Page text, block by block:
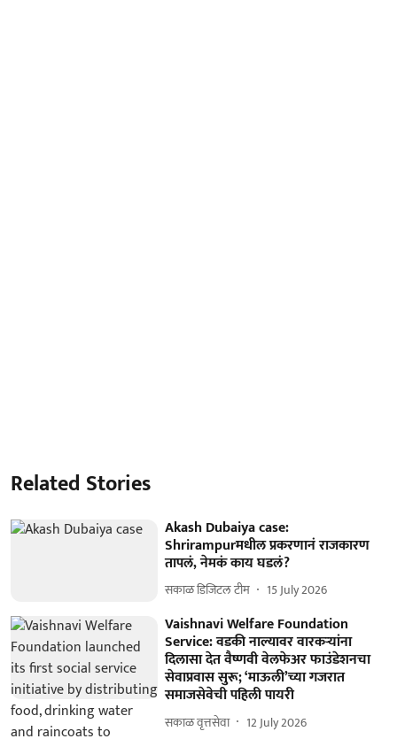
Related Stories
Akash Dubaiya case:
Shrirampurमधील प्रकरणानं राजकारण
तापलं, नेमकं काय घडलं?
सकाळ डिजिटल टीम 15 July 2026
Vaishnavi Welfare Foundation
Service: वडकी नाल्यावर वारकऱ्यांना
दिलासा देत वैष्णवी वेलफेअर फाउंडेशनचा
सेवाप्रवास सुरू; ‘माऊली’च्या गजरात
समाजसेवेची पहिली पायरी
सकाळ वृत्तसेवा 12 July 2026